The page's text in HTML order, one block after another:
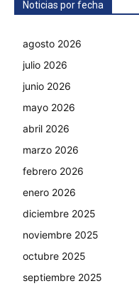
Noticias por fecha
agosto 2026
julio 2026
junio 2026
mayo 2026
abril 2026
marzo 2026
febrero 2026
enero 2026
diciembre 2025
noviembre 2025
octubre 2025
septiembre 2025